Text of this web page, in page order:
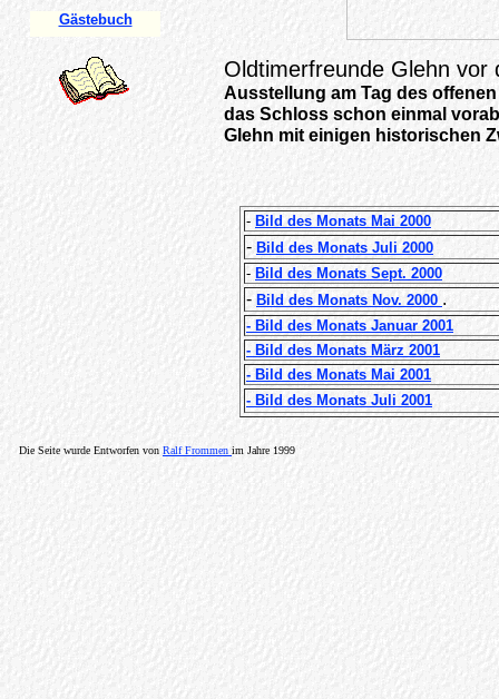
Gästebuch
Oldtimerfreunde Glehn vor
Ausstellung am Tag des
das Schloss schon einmal
Glehn mit einigen historischen
- Bild des Monats Mai 2000
- Bild des Monats Juli 2000
- Bild des Monats Sept. 2000
- Bild des Monats Nov. 2000 .
- Bild des Monats Januar 2001
- Bild des Monats März 2001
- Bild des Monats Mai 2001
- Bild des Monats Juli 2001
Die Seite wurde Entworfen von Ralf Frommen im Jahre 1999